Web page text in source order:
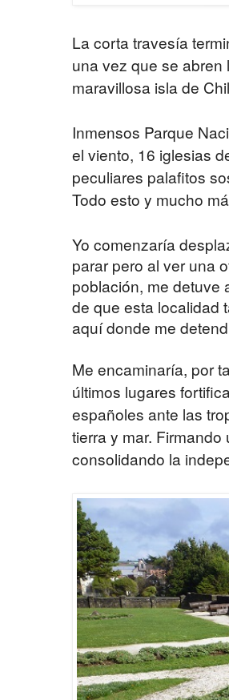
La corta travesía
una vez que se
maravillosa isla de
Inmensos Parque
el viento, 16 iglesias
peculiares palafitos
Todo esto y mucho
Yo comenzaría
parar pero al ver una
población, me detuve
de que esta localidad
aquí donde me
Me encaminaría, por
últimos lugares
españoles ante las
tierra y mar.
consolidando la